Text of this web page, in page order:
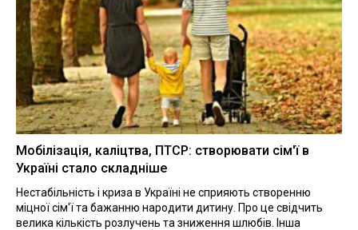
Мобілізація, каліцтва, ПТСР: створювати сім'ї в
Україні стало складніше
Нестабільність і криза в Україні не сприяють створенню
міцної сім'ї та бажанню народити дитину. Про це свідчить
велика кількість розлучень та зниження шлюбів. Інша